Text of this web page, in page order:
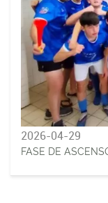
2026-04-29
FASE DE